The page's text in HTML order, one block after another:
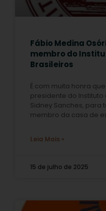
Fábio Medina
membro do
Brasileiros
É com muita honra
presidente do
Sidney Sanches, para
membro da casa de
Leia Mais »
15 de julho de 2025